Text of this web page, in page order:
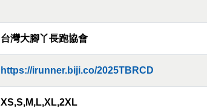
台灣大腳丫長跑協會
https://irunner.biji.co/2025TBRCD
XS,S,M,L,XL,2XL